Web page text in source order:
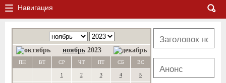
Навигация
ноябрь 2023
ПН ВТ СР ЧТ ПТ СБ ВС
1 2 3 4 5